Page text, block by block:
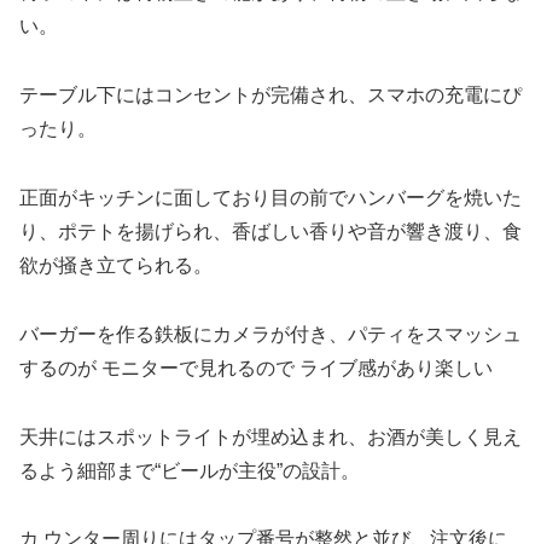
い。
テーブル下にはコンセントが完備され、スマホの充電にぴ
ったり。
正面がキッチンに面しており目の前でハンバーグを焼いた
り、ポテトを揚げられ、香ばしい香りや音が響き渡り、食
欲が掻き立てられる。
バーガーを作る鉄板にカメラが付き、パティをスマッシュ
するのが モニターで見れるので ライブ感があり楽しい
天井にはスポットライトが埋め込まれ、お酒が美しく見え
るよう細部まで“ビールが主役”の設計。
カ ウンター周りにはタップ番号が整然と並び、注文後に